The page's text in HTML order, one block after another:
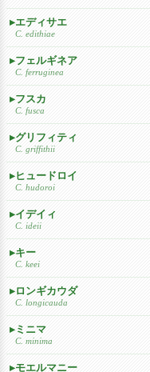
エディサエ
C. edithiae
フェルギネア
C. ferruginea
フスカ
C. fusca
グリフィティ
C. griffithii
ヒュードロイ
C. hudoroi
イデイィ
C. ideii
キー
C. keei
ロンギカウダ
C. longicauda
ミニマ
C. minima
モエルマニー